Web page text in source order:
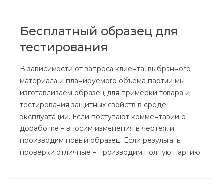
Бесплатный образец для
тестирования
В зависимости от запроса клиента, выбранного
материала и планируемого объема партии мы
изготавливаем образец для примерки товара и
тестирования защитных свойств в среде
эксплуатации. Если поступают комментарии о
доработке – вносим изменения в чертеж и
производим новый образец. Если результаты
проверки отличные – производим полную партию.